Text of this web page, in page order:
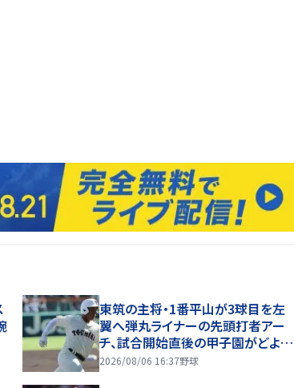
東筑の主将・1番平山が3球目を左
翼へ弾丸ライナーの先頭打者アー
チ、試合開始直後の甲子園がどよめ
く【26年夏甲子園】
2026/08/06 16:37野球